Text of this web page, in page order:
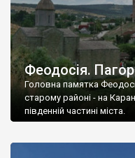
Феодосія.
Головна памятка
старому районі - на
південній частині міста.